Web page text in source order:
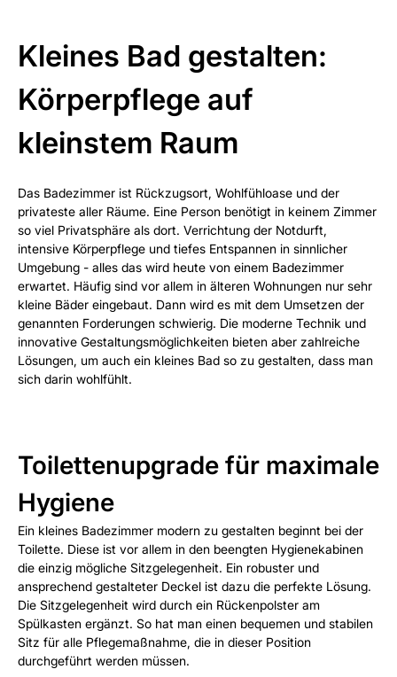
Kleines Bad gestalten:
Körperpflege auf
kleinstem Raum
Das Badezimmer ist Rückzugsort, Wohlfühloase und der
privateste aller Räume. Eine Person benötigt in keinem Zimmer
so viel Privatsphäre als dort. Verrichtung der Notdurft,
intensive Körperpflege und tiefes Entspannen in sinnlicher
Umgebung - alles das wird heute von einem Badezimmer
erwartet. Häufig sind vor allem in älteren Wohnungen nur sehr
kleine Bäder eingebaut. Dann wird es mit dem Umsetzen der
genannten Forderungen schwierig. Die moderne Technik und
innovative Gestaltungsmöglichkeiten bieten aber zahlreiche
Lösungen, um auch ein kleines Bad so zu gestalten, dass man
sich darin wohlfühlt.
Toilettenupgrade für maximale
Hygiene
Ein kleines Badezimmer modern zu gestalten beginnt bei der
Toilette. Diese ist vor allem in den beengten Hygienekabinen
die einzig mögliche Sitzgelegenheit. Ein robuster und
ansprechend gestalteter Deckel ist dazu die perfekte Lösung.
Die Sitzgelegenheit wird durch ein Rückenpolster am
Spülkasten ergänzt. So hat man einen bequemen und stabilen
Sitz für alle Pflegemaßnahme, die in dieser Position
durchgeführt werden müssen.